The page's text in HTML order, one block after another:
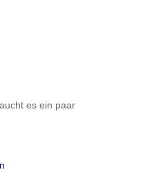
es ein paar